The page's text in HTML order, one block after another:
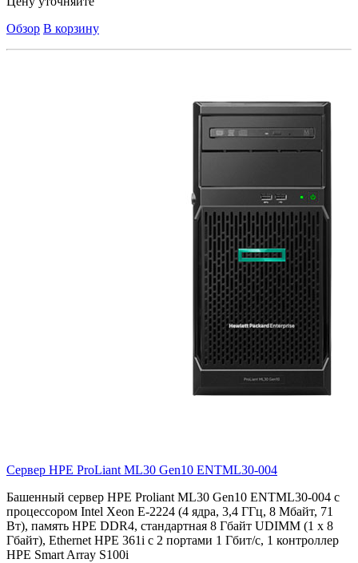
Обзор В корзину
Сервер HPE ProLiant ML30 Gen10 ENTML30-004
Башенный сервер HPE Proliant ML30 Gen10 ENTML30-004 с
процессором Intel Xeon E-2224 (4 ядра, 3,4 ГГц, 8 Мбайт, 71
Вт), память HPE DDR4, стандартная 8 Гбайт UDIMM (1 x 8
Гбайт), Ethernet HPE 361i с 2 портами 1 Гбит/с, 1 контроллер
HPE Smart Array S100i